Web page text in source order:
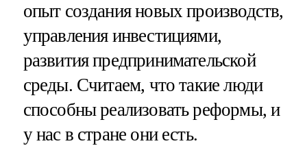
опыт создания новых производств,
управления инвестициями,
развития предпринимательской
среды. Считаем, что такие люди
способны реализовать реформы, и
у нас в стране они есть.